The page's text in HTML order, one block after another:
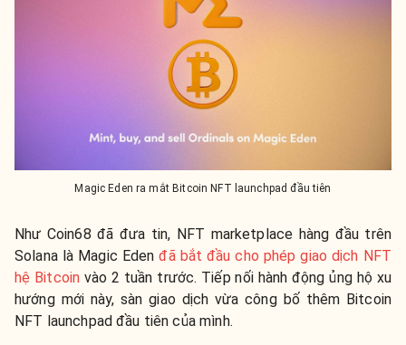
Magic Eden ra mắt Bitcoin NFT launchpad đầu tiên
Như Coin68 đã đưa tin, NFT marketplace hàng đầu trên
Solana là Magic Eden đã bắt đầu cho phép giao dịch NFT
hệ Bitcoin vào 2 tuần trước. Tiếp nối hành động ủng hộ xu
hướng mới này, sàn giao dịch vừa công bố thêm Bitcoin
NFT launchpad đầu tiên của mình.